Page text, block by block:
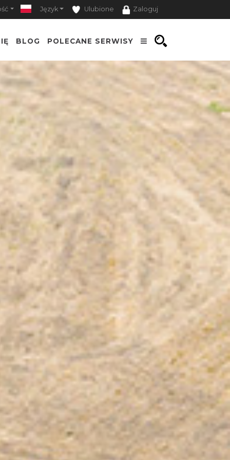
Język Ulubione Zaloguj
BLOG POLECANE SERWISY